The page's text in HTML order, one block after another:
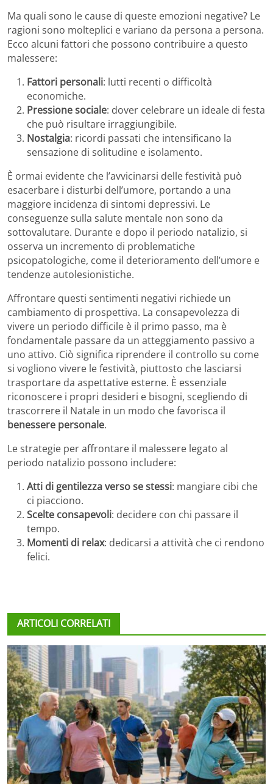
Ma quali sono le cause di queste emozioni negative? Le
ragioni sono molteplici e variano da persona a persona.
Ecco alcuni fattori che possono contribuire a questo
malessere:
Fattori personali: lutti recenti o difficoltà
economiche.
Pressione sociale: dover celebrare un ideale di festa
che può risultare irraggiungibile.
Nostalgia: ricordi passati che intensificano la
sensazione di solitudine e isolamento.
È ormai evidente che l’avvicinarsi delle festività può
esacerbare i disturbi dell’umore, portando a una
maggiore incidenza di sintomi depressivi. Le
conseguenze sulla salute mentale non sono da
sottovalutare. Durante e dopo il periodo natalizio, si
osserva un incremento di problematiche
psicopatologiche, come il deterioramento dell’umore e
tendenze autolesionistiche.
Affrontare questi sentimenti negativi richiede un
cambiamento di prospettiva. La consapevolezza di
vivere un periodo difficile è il primo passo, ma è
fondamentale passare da un atteggiamento passivo a
uno attivo. Ciò significa riprendere il controllo su come
si vogliono vivere le festività, piuttosto che lasciarsi
trasportare da aspettative esterne. È essenziale
riconoscere i propri desideri e bisogni, scegliendo di
trascorrere il Natale in un modo che favorisca il
benessere personale.
Le strategie per affrontare il malessere legato al
periodo natalizio possono includere:
Atti di gentilezza verso se stessi: mangiare cibi che
ci piacciono.
Scelte consapevoli: decidere con chi passare il
tempo.
Momenti di relax: dedicarsi a attività che ci rendono
felici.
ARTICOLI CORRELATI